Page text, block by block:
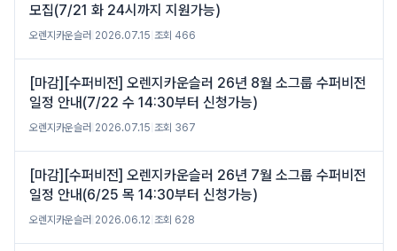
모집(7/21 화 24시까지 지원가능)
오렌지카운슬러 2026.07.15 조회 466
[마감][수퍼비전] 오렌지카운슬러 26년 8월 소그룹 수퍼비전
일정 안내(7/22 수 14:30부터 신청가능)
오렌지카운슬러 2026.07.15 조회 367
[마감][수퍼비전] 오렌지카운슬러 26년 7월 소그룹 수퍼비전
일정 안내(6/25 목 14:30부터 신청가능)
오렌지카운슬러 2026.06.12 조회 628